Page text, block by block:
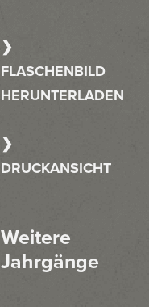
FLASCHENBILD
HERUNTERLADEN
DRUCKANSICHT
Weitere
Jahrgänge